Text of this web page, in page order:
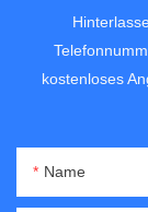
kostenloses
Name